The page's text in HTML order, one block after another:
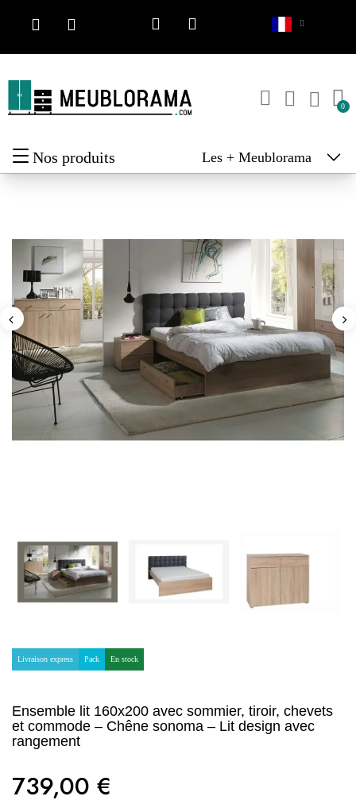
Nos produits Les + Meublorama
Livraison express Pack En stock
Ensemble lit 160x200 avec sommier, tiroir, chevets
et commode – Chêne sonoma – Lit design avec
rangement
739,00 €